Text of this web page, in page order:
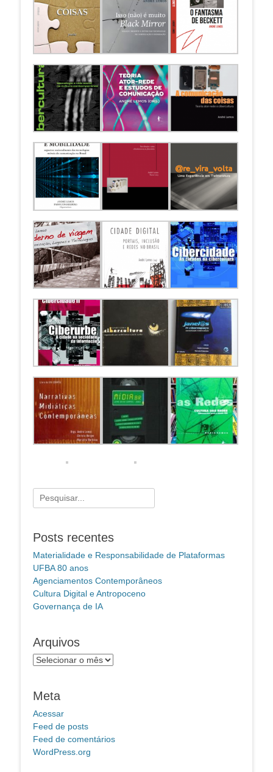
Pesquisar
por:
Posts recentes
Materialidade e Responsabilidade de Plataformas
UFBA 80 anos
Agenciamentos Contemporâneos
Cultura Digital e Antropoceno
Governança de IA
Arquivos
Arquivos
Meta
Acessar
Feed de posts
Feed de comentários
WordPress.org